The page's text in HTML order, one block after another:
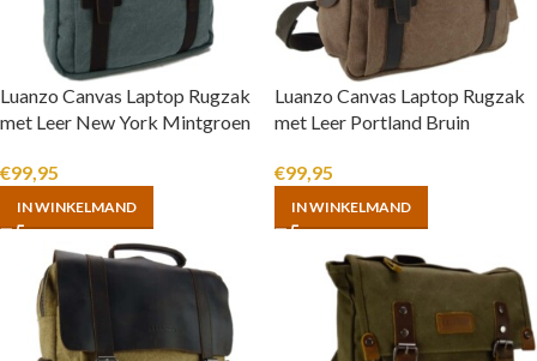
Luanzo Canvas Laptop Rugzak
met Leer New York Mintgroen
€99,95
IN WINKELMAND
Luanzo Canvas Laptop Rugzak
met Leer Portland Bruin
€99,95
IN WINKELMAND